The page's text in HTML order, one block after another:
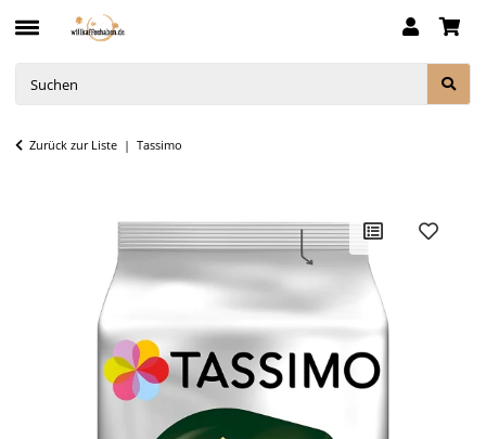
Zurück zur Liste Tassimo